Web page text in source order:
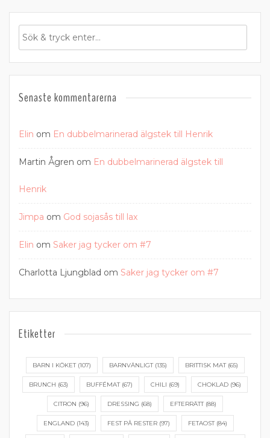
Senaste kommentarerna
Elin om En dubbelmarinerad älgstek till Henrik
Martin Ågren om En dubbelmarinerad älgstek till
Henrik
Jimpa om God sojasås till lax
Elin om Saker jag tycker om #7
Charlotta Ljungblad om Saker jag tycker om #7
Etiketter
BARN I KÖKET(107) BARNVÄNLIGT(135) BRITTISK MAT(65)
BRUNCH (63) BUFFÉMAT(67) CHILI (69) CHOKLAD (96)
CITRON (96) DRESSING (68) EFTERRÄTT(88)
ENGLAND(143) FEST PÅ RESTER(97) FETAOST(84)